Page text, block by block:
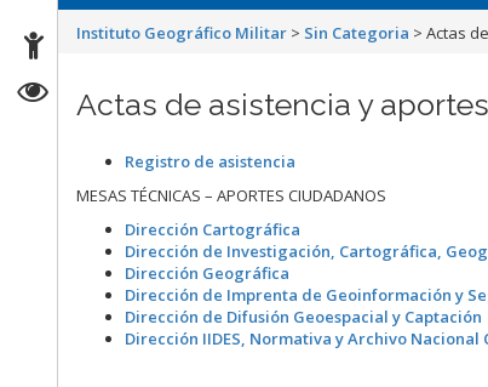
Instituto Geográfico Militar > Sin Categoria >Actas
Actas de asistencia y
Registro de asistencia
MESAS TÉCNICAS – APORTES CIUDADANOS
Dirección Cartográfica
Dirección de Investigación, Cartográfica,
Dirección Geográfica
Dirección de Imprenta de Geoinformación y
Dirección de Difusión Geoespacial y Captación
Dirección IIDES, Normativa y Archivo